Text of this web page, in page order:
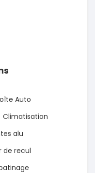
Auto
Climatisation
alu
de recul